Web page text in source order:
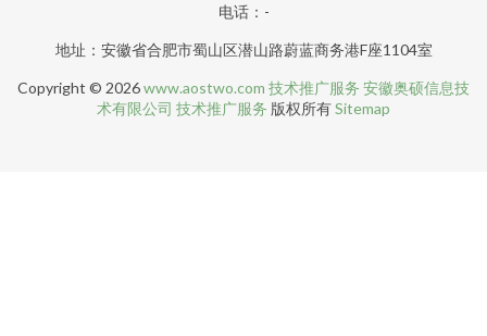
电话：-
地址：安徽省合肥市蜀山区潜山路蔚蓝商务港F座1104室
Copyright © 2026www.aostwo.com 技术推广服务 安徽奥硕信息技
术有限公司 技术推广服务 版权所有Sitemap